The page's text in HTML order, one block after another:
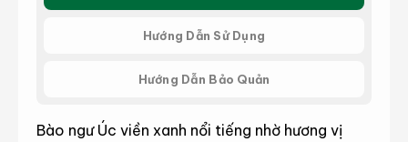
Hướng Dẫn Sử Dụng
Hướng Dẫn Bảo Quản
Bào ngư Úc viền xanh nổi tiếng nhờ hương vị